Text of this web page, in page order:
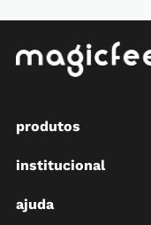
produtos
institucional
ajuda